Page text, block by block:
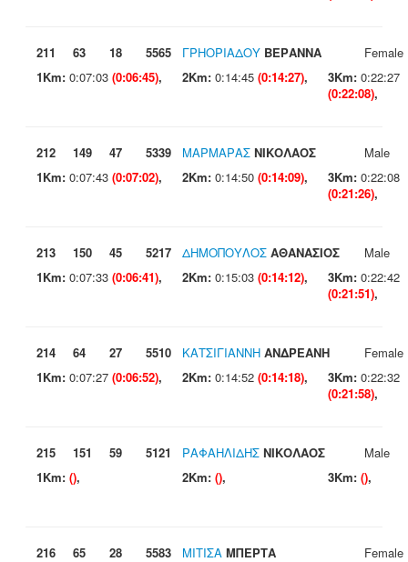
211 63 18 5565 ΓΡΗΟΡΙΑΔΟΥ ΒΕΡΑΝΝΑ
Female
1Km: 0:07:03 (0:06:45), 2Km: 0:14:45 (0:14:27), 3Km: 0:22:27
(0:22:08),
212 149 47 5339 ΜΑΡΜΑΡΑΣ ΝΙΚΟΛΑΟΣ
Male
1Km: 0:07:43 (0:07:02), 2Km: 0:14:50 (0:14:09), 3Km: 0:22:08
(0:21:26),
213 150 45 5217 ΔΗΜΟΠΟΥΛΟΣ ΑΘΑΝΑΣΙΟΣ
Male
1Km: 0:07:33 (0:06:41), 2Km: 0:15:03 (0:14:12), 3Km: 0:22:42
(0:21:51),
214 64 27 5510 ΚΑΤΣΙΓΙΑΝΝΗ ΑΝΔΡΕΑΝΗ
Female
1Km: 0:07:27 (0:06:52), 2Km: 0:14:52 (0:14:18), 3Km: 0:22:32
(0:21:58),
215 151 59 5121 ΡΑΦΑΗΛΙΔΗΣ ΝΙΚΟΛΑΟΣ
Male
1Km: (), 2Km: (), 3Km: (),
216 65 28 5583 ΜΙΤΙΣΑ ΜΠΕΡΤΑ
Female